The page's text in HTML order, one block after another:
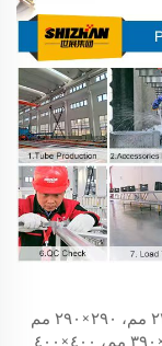
جسر مربع متوسط التحمل: ٣٠٠×٣٠٠ مم، ٣٩٠×٣٩٠ مم، ٤٠٠×٤٠٠